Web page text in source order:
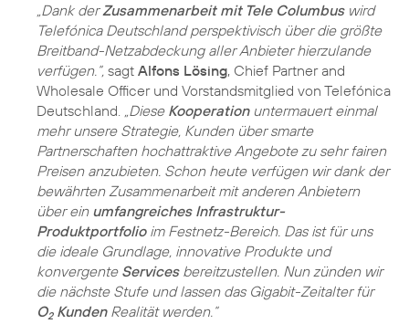
„Dank derZusammenarbeit mit Tele Columbuswird
Telefónica Deutschland perspektivisch über die größte
Breitband-Netzabdeckung aller Anbieter hierzulande
verfügen.“, sagt Alfons Lösing, Chief Partner and
Wholesale Officer und Vorstandsmitglied von Telefónica
Deutschland. „Diese Kooperationuntermauert einmal
mehr unsere Strategie, Kunden über smarte
Partnerschaften hochattraktive Angebote zu sehr fairen
Preisen anzubieten. Schon heute verfügen wir dank der
bewährten Zusammenarbeit mit anderen Anbietern
über ein umfangreiches Infrastruktur-
Produktportfolioim Festnetz-Bereich. Das ist für uns
die ideale Grundlage, innovative Produkte und
konvergente Servicesbereitzustellen. Nun zünden wir
die nächste Stufe und lassen das Gigabit-Zeitalter für
O2KundenRealität werden.“